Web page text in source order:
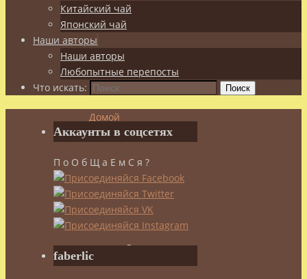
Китайский чай
Японский чай
Наши авторы
Наши авторы
Любопытные перепосты
Что искать:
Поиск
Домой
Posts
"кофе"
Метка:
кофе
Аккаунты в соцсетях
П о О б Щ а Е м С я ?
faberlic